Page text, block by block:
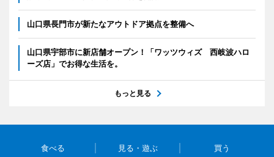
山口県長門市が新たなアウトドア拠点を整備へ
山口県宇部市に新店舗オープン！「ワッツウィズ 西岐波ハロ
ーズ店」でお得な生活を。
もっと見る
食べる 見る・遊ぶ 買う